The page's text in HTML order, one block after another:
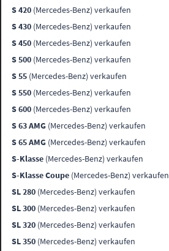
S 420 (Mercedes-Benz) verkaufen
S 430 (Mercedes-Benz) verkaufen
S 450 (Mercedes-Benz) verkaufen
S 500 (Mercedes-Benz) verkaufen
S 55 (Mercedes-Benz) verkaufen
S 550 (Mercedes-Benz) verkaufen
S 600 (Mercedes-Benz) verkaufen
S 63 AMG (Mercedes-Benz) verkaufen
S 65 AMG (Mercedes-Benz) verkaufen
S-Klasse (Mercedes-Benz) verkaufen
S-Klasse Coupe (Mercedes-Benz) verkaufen
SL 280 (Mercedes-Benz) verkaufen
SL 300 (Mercedes-Benz) verkaufen
SL 320 (Mercedes-Benz) verkaufen
SL 350 (Mercedes-Benz) verkaufen